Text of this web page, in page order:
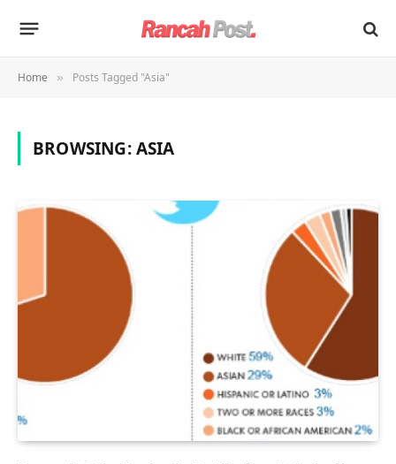
Home » Posts Tagged "Asia"
BROWSING:ASIA